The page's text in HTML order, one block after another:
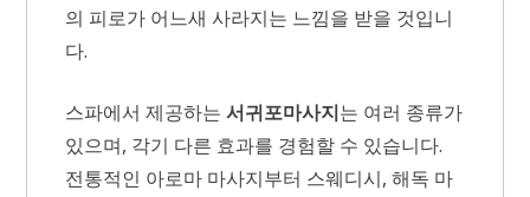
의 피로가 어느새 사라지는 느낌을 받을 것입니
다.
스파에서 제공하는서귀포마사지는 여러 종류가
있으며, 각기 다른 효과를 경험할 수 있습니다.
전통적인 아로마 마사지부터 스웨디시, 해독 마